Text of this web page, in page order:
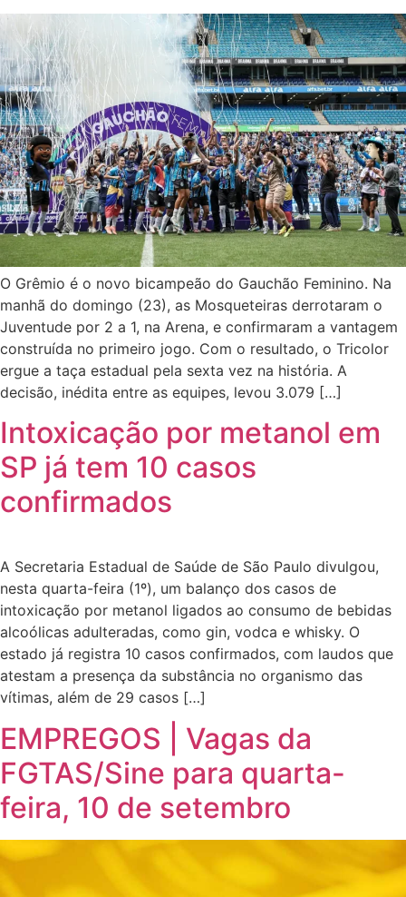
O Grêmio é o novo bicampeão do Gauchão Feminino. Na
manhã do domingo (23), as Mosqueteiras derrotaram o
Juventude por 2 a 1, na Arena, e confirmaram a vantagem
construída no primeiro jogo. Com o resultado, o Tricolor
ergue a taça estadual pela sexta vez na história. A
decisão, inédita entre as equipes, levou 3.079 […]
Intoxicação por metanol em
SP já tem 10 casos
confirmados
A Secretaria Estadual de Saúde de São Paulo divulgou,
nesta quarta-feira (1º), um balanço dos casos de
intoxicação por metanol ligados ao consumo de bebidas
alcoólicas adulteradas, como gin, vodca e whisky. O
estado já registra 10 casos confirmados, com laudos que
atestam a presença da substância no organismo das
vítimas, além de 29 casos […]
EMPREGOS | Vagas da
FGTAS/Sine para quarta-
feira, 10 de setembro